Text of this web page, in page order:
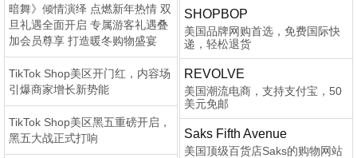
暗舞》倾情演绎 点燃新年热情 双
旦礼遇全面开启 专属游客礼遇叠
加会员尊享 打造暖冬购物盛宴
TikTok Shop美区开门红，内容场
引爆商家增长新势能
TikTok Shop美区黑五重磅开启，
黑五大战正式打响
SHOPBOP
美国品牌网购首选，免费国际快
递，轻松退货
REVOLVE
美国潮流电商，支持支付宝，50
美元免邮
Saks Fifth Avenue
美国顶级百货店Saks的购物网站